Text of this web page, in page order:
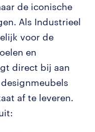
de iconische
Als Industrieel
voor de
en
direct bij aan
af te leveren.